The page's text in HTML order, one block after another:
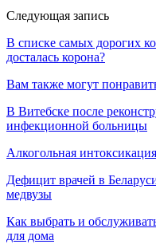
Следующая запись
В списке самых дорогих
досталась корона?
Вам также могут
В Витебске после
инфекционной больницы
Алкогольная
Дефицит врачей в
медвузы
Как выбрать и
для дома